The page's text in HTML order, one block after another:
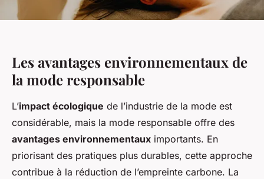
Les avantages environnementaux de
la mode responsable
L’impact écologique de l’industrie de la mode est
considérable, mais la mode responsable offre des
avantages environnementaux importants. En
priorisant des pratiques plus durables, cette approche
contribue à la réduction de l’empreinte carbone. La